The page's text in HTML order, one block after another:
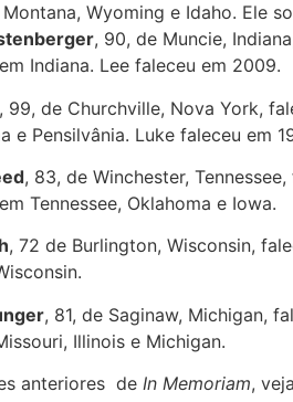
Wyoming e Idaho. Ele
, 90, de Muncie,
Indiana. Lee faleceu em 2009.
99, de Churchville, Nova York,
e Pensilvânia. Luke faleceu em
, 83, de Winchester,
Tennessee, Oklahoma e Iowa.
, 72 de Burlington, Wisconsin,
, 81, de Saginaw, Michigan,
Illinois e Michigan.
anteriores de In Memoriam,